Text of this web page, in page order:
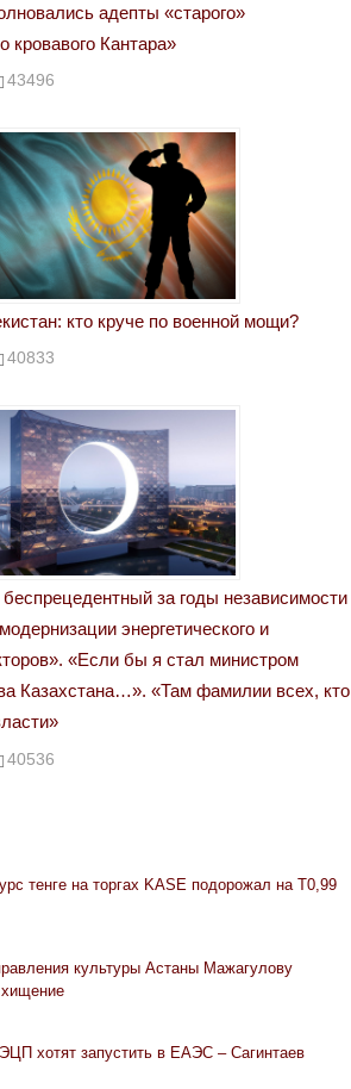
адепты «старого»
кровавого Кантара»
43496
кто круче по военной мощи?
40833
за годы независимости
энергетического и
«Если бы я стал министром
Казахстана…». «Там фамилии всех, кто
40536
тенге на торгах KASE подорожал на Т0,99
культуры Астаны Мажагулову
хотят запустить в ЕАЭС – Сагинтаев